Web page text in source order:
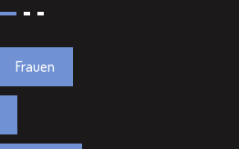
Frauen